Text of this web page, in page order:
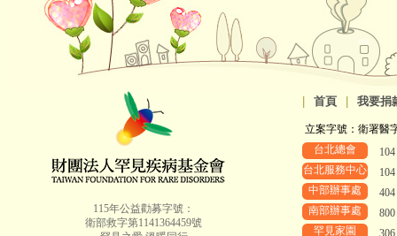
115年公益勸募字號：
衛部救字第1141364459號
首頁 我要捐
立案字號：衛署醫
台北總會
台北服務中心
中部辦事處
南部辦事處
罕見家園